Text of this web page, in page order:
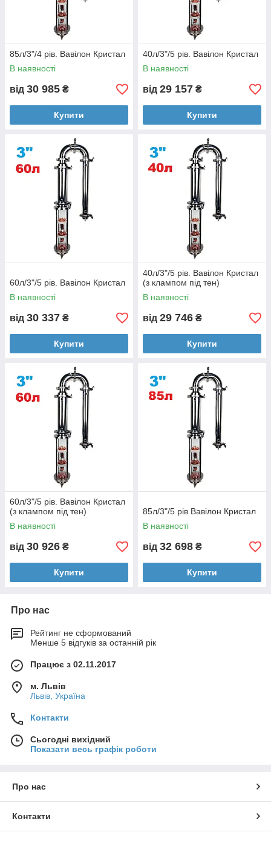
85л/3"/4 рів. Вавілон Кристал
В наявності
від 30 985 ₴
Купити
40л/3"/5 рів. Вавілон Кристал
В наявності
від 29 157 ₴
Купити
60л/3"/5 рів. Вавілон Кристал
В наявності
від 30 337 ₴
Купити
40л/3"/5 рів. Вавілон Кристал
(з клампом під тен)
В наявності
від 29 746 ₴
Купити
60л/3"/5 рів. Вавілон Кристал
(з клампом під тен)
В наявності
від 30 926 ₴
Купити
85л/3"/5 рів Вавілон Кристал
В наявності
від 32 698 ₴
Купити
Про нас
Рейтинг не сформований
Менше 5 відгуків за останній рік
Працює з 02.11.2017
м. Львів
Львів, Україна
Контакти
Сьогодні вихідний
Показати весь графік роботи
Про нас
Контакти